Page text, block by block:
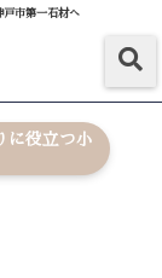
戸市第一石材へ
に役立つ小